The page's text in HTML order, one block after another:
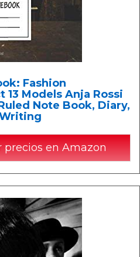
Fashion
Models Anja Rossi
Note Book, Diary,
precios en Amazon